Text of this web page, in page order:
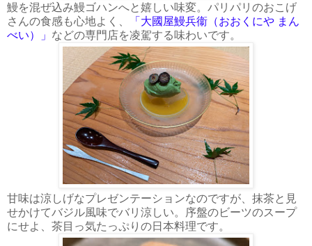
鰻を混ぜ込み鰻ゴハンへと嬉しい味変。パリパリのおこげ
さんの食感も心地よく、
「大國屋鰻兵衞（おおくにや まん
べい）」 などの専門店を凌駕する味わいです。
甘味は涼しげなプレゼンテーションなのですが、抹茶と見
せかけてバジル風味でバリ涼しい。序盤のビーツのスープ
にせよ、茶目っ気たっぷりの日本料理です。